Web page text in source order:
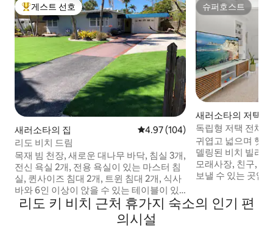
상위 게스트 선호
게스트 선호
새러소타의 집 평점 4.97점(5점 만점), 후기 104
4.97 (104)
리도 비치 드림
목재 빔 천장, 새로운 대나무 바닥, 침실 3개,
전신 욕실 2개, 전용 욕실이 있는 마스터 침
실, 퀸사이즈 침대 2개, 트윈 침대 2개, 식사
바와 6인 이상이 앉을 수 있는 테이블이 있
는 개방형으로 쾌적한 주방, 새로운 가전제
품, 세탁기/건조기, 패밀리 룸, 1년 내내 에
어컨이 작동하는 거대한 라나이, 차고가 있
슈퍼호스트
슈퍼호스트
새러소타의 저택
독립형 저택 전체,
1블록
귀엽고 넓으며 햇
델링된 비치 빌라
모래사장, 친구, 가
보낼 수 있는 곳입니다. 이 빌라는
으며, 성 아르망 서
품점과 사라소타
리도 키 비치 근처 휴가지 숙소의 인기 편
의시설